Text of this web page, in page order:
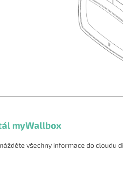
myWallbox
všechny informace do cloudu